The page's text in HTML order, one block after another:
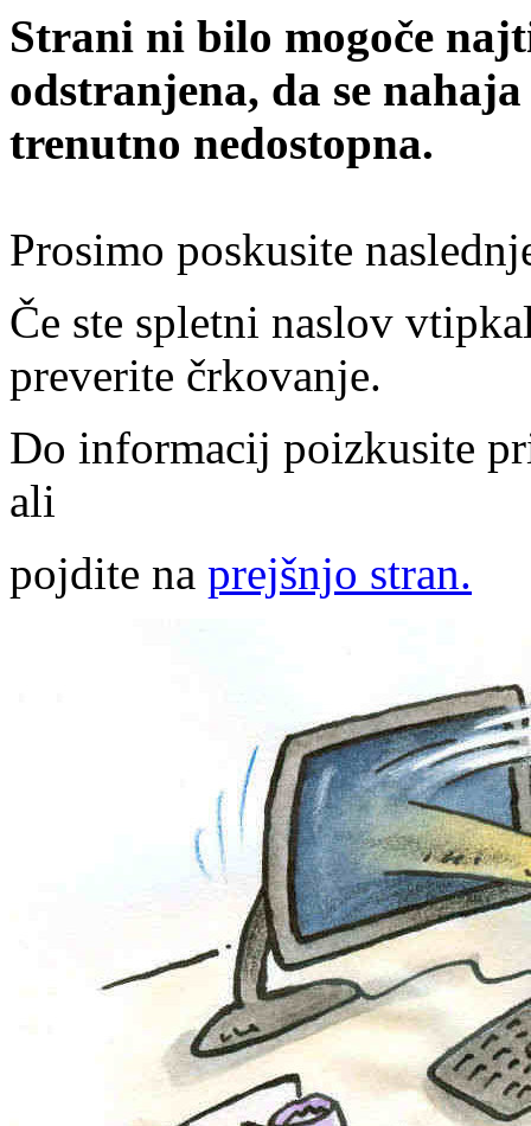
Strani ni bilo mogoče
odstranjena, da se
trenutno nedostopna.
Prosimo poskusite
Če ste spletni naslov
preverite črkovanje.
Do informacij poizkusite
ali
pojdite na prejšnjo stran.